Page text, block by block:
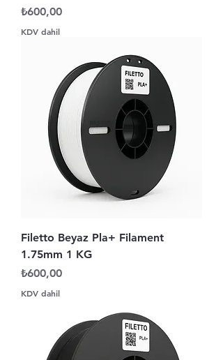
Fiyat
₺600,00
KDV dahil
Filetto Beyaz Pla+ Filament
1.75mm 1 KG
Fiyat
₺600,00
KDV dahil